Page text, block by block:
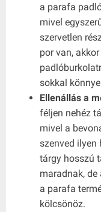
a parafa
mivel
szervetlen
por van,
sokkal
Ellenállás a
féljen nehéz
mivel a
szenved ilyen
tárgy hosszú
maradnak,
a parafa
kölcsönöz.